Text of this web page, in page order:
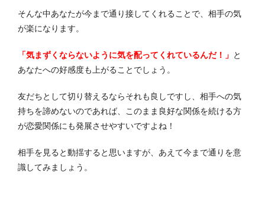
そんな中あなたが今まで通り接してくれることで、相手の気
が楽になります。
「気まずくならないように気を配ってくれているんだ！」 と
あなたへの好感度も上がることでしょう。
友だちとして切り替えるならそれも良しですし、相手への気
持ちを諦めないのであれば、このまま良好な関係を続ける方
が恋愛関係にも発展させやすいですよね！
相手を見ると動揺すると思いますが、あえて今まで通りを意
識してみましょう。